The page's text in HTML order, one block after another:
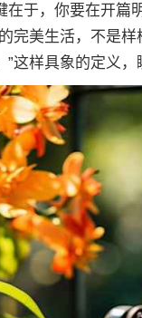
于，你要在开篇
完美生活，不是
这样具象的定义，